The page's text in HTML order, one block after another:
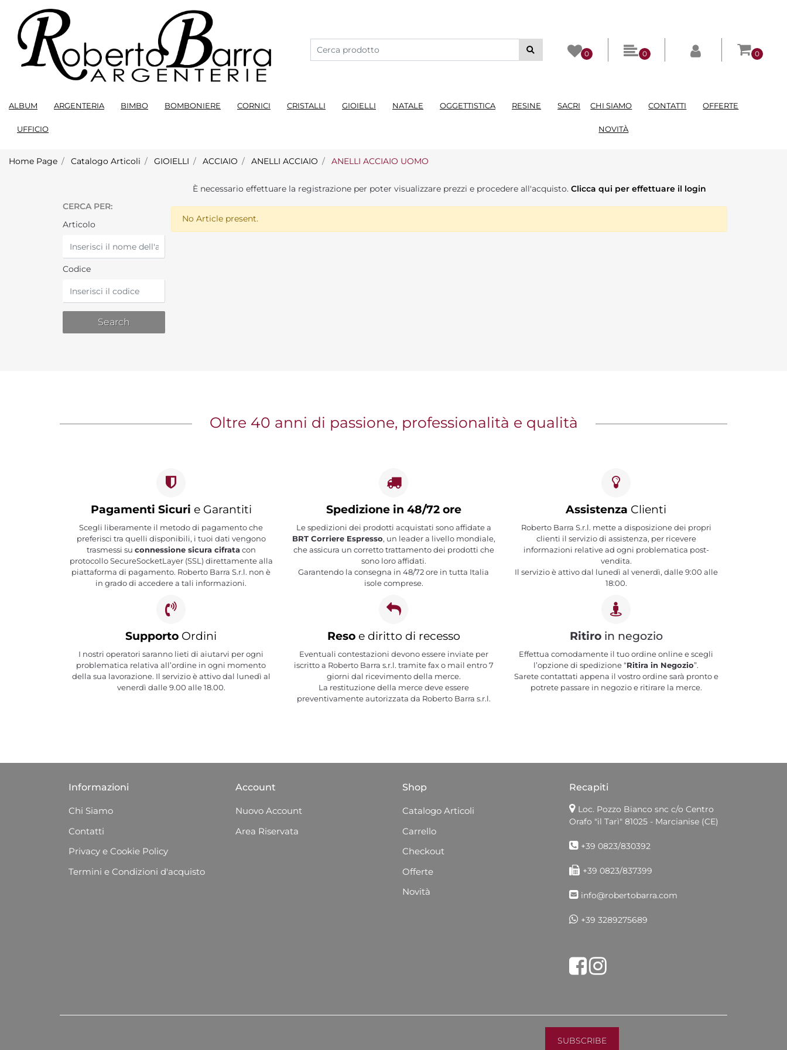
0 0 0
ALBUM ARGENTERIA BIMBO BOMBONIERE CORNICI CRISTALLI GIOIELLI NATALE OGGETTISTICA RESINE SACRI
UFFICIO
CHI SIAMO CONTATTI OFFERTE
NOVITÀ
Home Page Catalogo Articoli GIOIELLI ACCIAIO ANELLI ACCIAIO ANELLI ACCIAIO UOMO
CERCA PER:
Articolo
Codice
È necessario effettuare la registrazione per poter visualizzare prezzi e procedere all'acquisto. Clicca qui per effettuare il login
No Article present.
Oltre 40 anni di passione, professionalità e qualità
Pagamenti Sicuri e Garantiti
Scegli liberamente il metodo di pagamento che
preferisci tra quelli disponibili, i tuoi dati vengono
trasmessi su connessione sicura cifratacon
protocollo SecureSocketLayer (SSL) direttamente alla
piattaforma di pagamento. Roberto Barra S.r.l. non è
in grado di accedere a tali informazioni.
Spedizione in 48/72 ore
Le spedizioni dei prodotti acquistati sono affidate a
BRT Corriere Espresso, un leader a livello mondiale,
che assicura un corretto trattamento dei prodotti che
sono loro affidati.
Garantendo la consegna in 48/72 ore in tutta Italia
isole comprese.
Assistenza Clienti
Roberto Barra S.r.l. mette a disposizione dei propri
clienti il servizio di assistenza, per ricevere
informazioni relative ad ogni problematica post-
vendita.
Il servizio è attivo dal lunedì al venerdì, dalle 9:00 alle
18:00.
Supporto Ordini
I nostri operatori saranno lieti di aiutarvi per ogni
problematica relativa all’ordine in ogni momento
della sua lavorazione. Il servizio è attivo dal lunedì al
venerdì dalle 9.00 alle 18.00.
Resoe diritto di recesso
Eventuali contestazioni devono essere inviate per
iscritto a Roberto Barra s.r.l. tramite fax o mail entro 7
giorni dal ricevimento della merce.
La restituzione della merce deve essere
preventivamente autorizzata da Roberto Barra s.r.l.
Ritiroin negozio
Effettua comodamente il tuo ordine online e scegli
l’opzione di spedizione “Ritira in Negozio”.
Sarete contattati appena il vostro ordine sarà pronto e
potrete passare in negozio e ritirare la merce.
Informazioni
Chi Siamo
Contatti
Privacy e Cookie Policy
Termini e Condizioni d'acquisto
Account
Nuovo Account
Area Riservata
Shop
Catalogo Articoli
Carrello
Checkout
Offerte
Novità
Recapiti
Loc. Pozzo Bianco snc c/o Centro
Orafo "il Tarì" 81025 - Marcianise (CE)
+39 0823/830392
+39 0823/837399
info@robertobarra.com
+39 3289275689
Share on Facebook
Tweet